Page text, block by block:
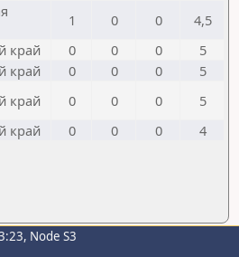
1 0 0
4,5
край 0 0 0
5
край 0 0 0
5
край 0 0 0
5
край 0 0 0
4
Node S3